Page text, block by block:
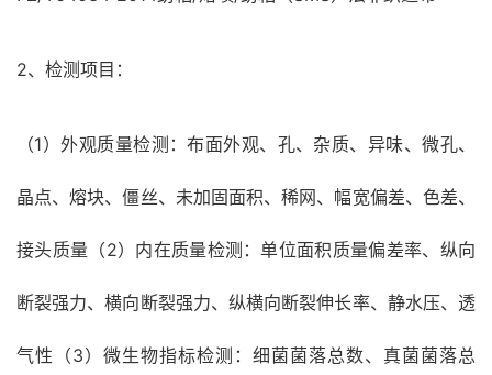
2、检测项目：
（1）外观质量检测：布面外观、孔、杂质、异味、微孔、
晶点、熔块、僵丝、未加固面积、稀网、幅宽偏差、色差、
接头质量（2）内在质量检测：单位面积质量偏差率、纵向
断裂强力、横向断裂强力、纵横向断裂伸长率、静水压、透
气性（3）微生物指标检测：细菌菌落总数、真菌菌落总